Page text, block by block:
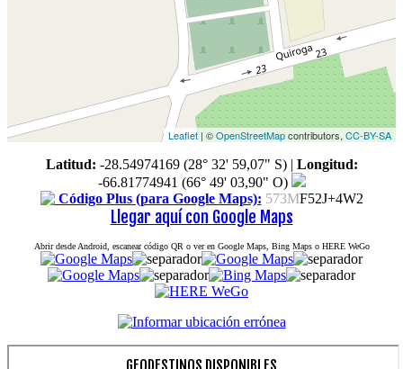
Leaflet | ©OpenStreetMapcontributors, CC-BY-SA
Latitud: -28.54974169 (28° 32' 59,07" S)| Longitud:
-66.81774941 (66° 49' 03,90" O)
Código Plus (para Google Maps): 573MF52J+4W2
Llegar aquí con Google Maps
Abrir desde Android, escanear código QR o ver en Google Maps, Bing Maps o HERE WeGo
GEODESTINOS DISPONIBLES